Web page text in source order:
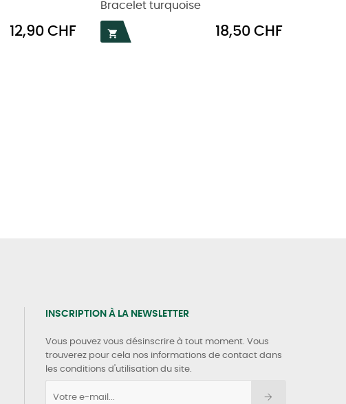
Prix
12,90 CHF
Bracelet turquoise

Prix
18,50 CHF
INSCRIPTION À LA NEWSLETTER
Vous pouvez vous désinscrire à tout moment. Vous
trouverez pour cela nos informations de contact dans
les conditions d'utilisation du site.